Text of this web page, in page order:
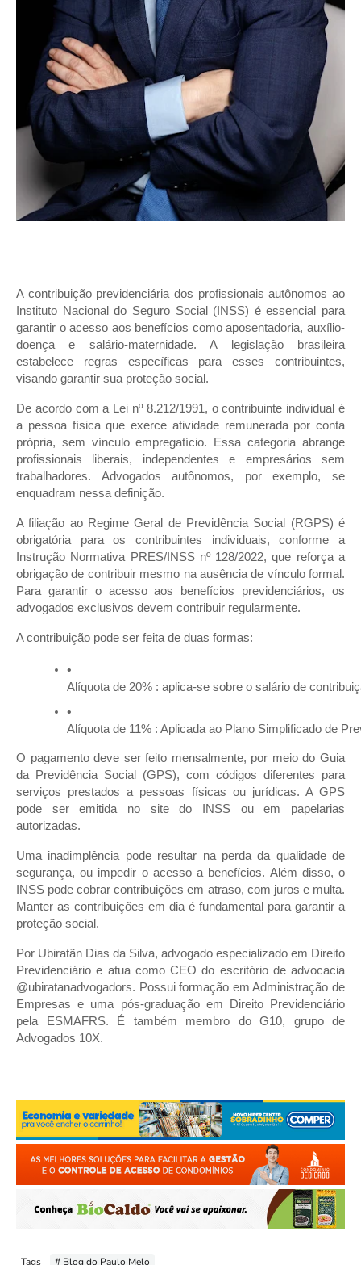
A contribuição previdenciária dos profissionais autônomos ao
Instituto Nacional do Seguro Social (INSS) é essencial para
garantir o acesso aos benefícios como aposentadoria, auxílio-
doença e salário-maternidade. A legislação brasileira
estabelece regras específicas para esses contribuintes,
visando garantir sua proteção social.
De acordo com a Lei nº 8.212/1991, o contribuinte individual é
a pessoa física que exerce atividade remunerada por conta
própria, sem vínculo empregatício. Essa categoria abrange
profissionais liberais, independentes e empresários sem
trabalhadores. Advogados autônomos, por exemplo, se
enquadram nessa definição.
A filiação ao Regime Geral de Previdência Social (RGPS) é
obrigatória para os contribuintes individuais, conforme a
Instrução Normativa PRES/INSS nº 128/2022, que reforça a
obrigação de contribuir mesmo na ausência de vínculo formal.
Para garantir o acesso aos benefícios previdenciários, os
advogados exclusivos devem contribuir regularmente.
A contribuição pode ser feita de duas formas:
Alíquota de 20% : aplica-se sobre o salário de
Alíquota de 11% : Aplicada ao Plano Simplificado de
O pagamento deve ser feito mensalmente, por meio do Guia
da Previdência Social (GPS), com códigos diferentes para
serviços prestados a pessoas físicas ou jurídicas. A GPS
pode ser emitida no site do INSS ou em papelarias
autorizadas.
Uma inadimplência pode resultar na perda da qualidade de
segurança, ou impedir o acesso a benefícios. Além disso, o
INSS pode cobrar contribuições em atraso, com juros e multa.
Manter as contribuições em dia é fundamental para garantir a
proteção social.
Por Ubiratãn Dias da Silva, advogado especializado em Direito
Previdenciário e atua como CEO do escritório de advocacia
@ubiratanadvogadors. Possui formação em Administração de
Empresas e uma pós-graduação em Direito Previdenciário
pela ESMAFRS. É também membro do G10, grupo de
Advogados 10X.
Tags # Blog do Paulo Melo